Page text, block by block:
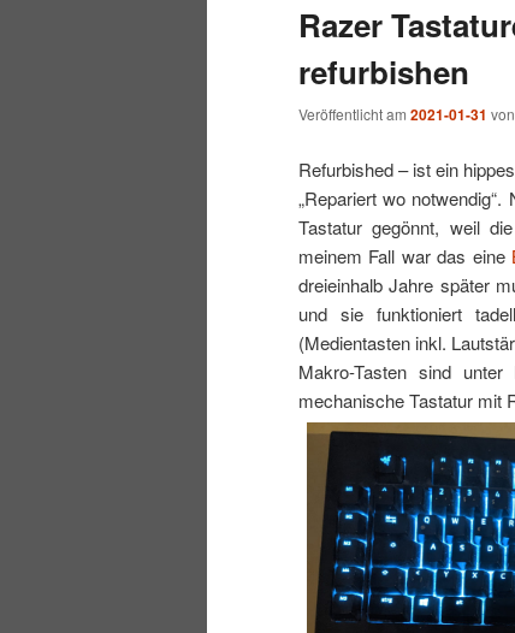
Razer
refurbishen
Veröffentlicht am 2021-01-31 von
Refurbished – ist ein
„Repariert wo
Tastatur gegönnt, weil
meinem Fall war das eine
dreieinhalb Jahre später
und sie funktioniert
(Medientasten inkl.
Makro-Tasten sind
mechanische Tastatur mit